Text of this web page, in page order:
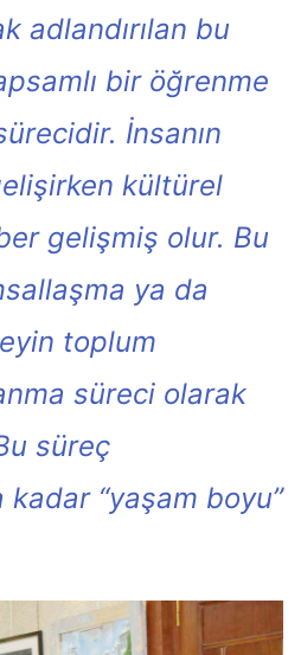
adlandırılan bu
bir öğrenme
İnsanın
kültürel
gelişmiş olur. Bu
ya da
toplum
süreci olarak
süreç
“yaşam boyu”